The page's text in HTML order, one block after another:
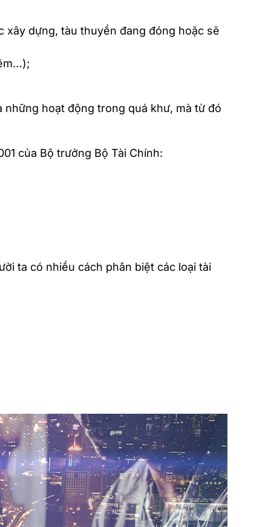
xây dựng, tàu thuyền đang đóng hoặc sẽ
hoạt động trong quá khư, mà từ đó
của Bộ trưởng Bộ Tài Chính:
ta có nhiều cách phân biệt các loại tài